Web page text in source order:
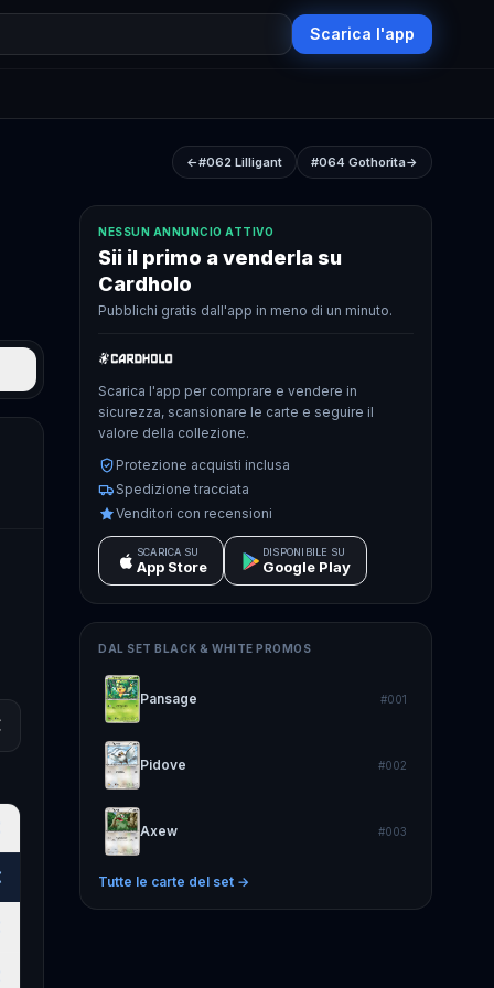
Scarica l'app
←#062 Lilligant #064 Gothorita→
NESSUN ANNUNCIO ATTIVO
Sii il primo a venderla su
Cardholo
Pubblichi gratis dall'app in meno di un minuto.
Scarica l'app per comprare e vendere in
sicurezza, scansionare le carte e seguire il
valore della collezione.
Protezione acquisti inclusa
Spedizione tracciata
Venditori con recensioni
SCARICA SU
App Store
DISPONIBILE SU
Google Play
DAL SET BLACK & WHITE PROMOS
Pansage #001
Pidove #002
Axew #003
Tutte le carte del set →